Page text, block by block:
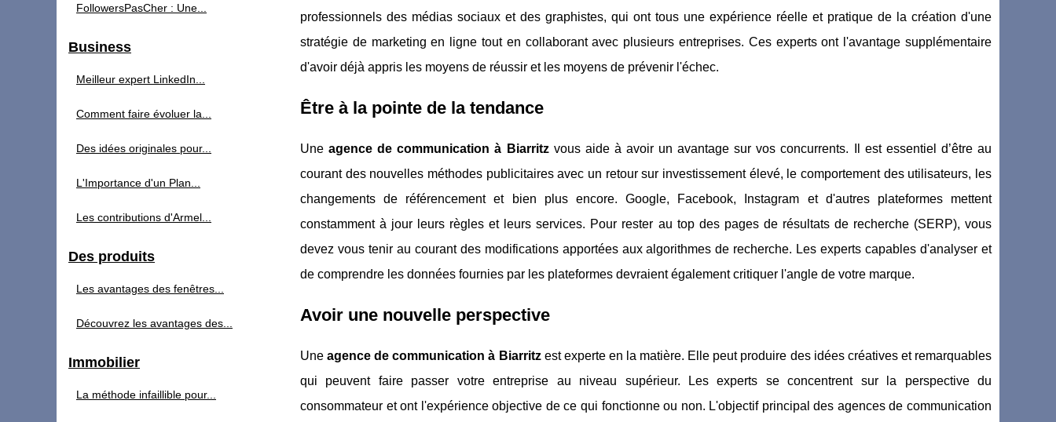
professionnels des médias sociaux et des graphistes, qui ont tous une expérience réelle et pratique de la création d'une
stratégie de marketing en ligne tout en collaborant avec plusieurs entreprises. Ces experts ont l'avantage supplémentaire
d'avoir déjà appris les moyens de réussir et les moyens de prévenir l'échec.
Être à la pointe de la tendance
Uneagence de communication à Biarritzvous aide à avoir un avantage sur vos concurrents. Il est essentiel d’être au
courant des nouvelles méthodes publicitaires avec un retour sur investissement élevé, le comportement des utilisateurs, les
changements de référencement et bien plus encore. Google, Facebook, Instagram et d'autres plateformes mettent
constamment à jour leurs règles et leurs services. Pour rester au top des pages de résultats de recherche (SERP), vous
devez vous tenir au courant des modifications apportées aux algorithmes de recherche. Les experts capables d'analyser et
de comprendre les données fournies par les plateformes devraient également critiquer l'angle de votre marque.
Avoir une nouvelle perspective
Uneagence de communication à Biarritzest experte en la matière. Elle peut produire des idées créatives et remarquables
qui peuvent faire passer votre entreprise au niveau supérieur. Les experts se concentrent sur la perspective du
consommateur et ont l'expérience objective de ce qui fonctionne ou non. L'objectif principal des agences de communication
FollowersPasCher : Une...
Business
Meilleur expert LinkedIn...
Comment faire évoluer la...
Des idées originales pour...
L'Importance d'un Plan...
Les contributions d'Armel...
Des produits
Les avantages des fenêtres...
Découvrez les avantages des...
Immobilier
La méthode infaillible pour...